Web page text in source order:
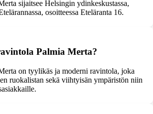
sijaitsee Helsingin ydinkeskustassa,
osoitteessa Eteläranta 16.
Palmia Merta?
on tyylikäs ja moderni ravintola, joka
ruokalistan sekä viihtyisän ympäristön niin